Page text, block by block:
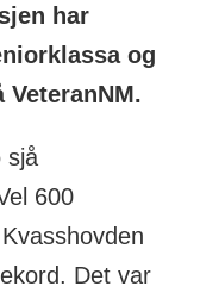
har
og
sjå
600
Det var